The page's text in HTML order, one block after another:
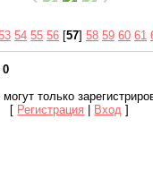
54 55 56 [57] 58 59 60 61
0
только
[ Регистрация | Вход ]